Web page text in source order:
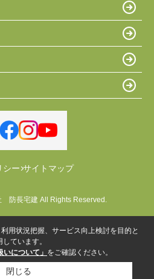
シー サイトマップ
防長宅建 All Rights Reserved.
用状況把握、サービス向上検討を目的と
ています。
いについて」 をご確認ください。
閉じる